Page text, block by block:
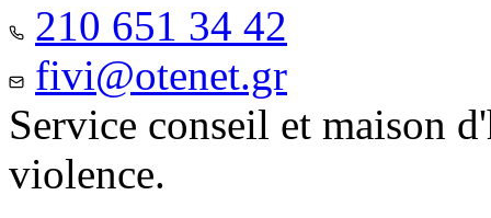
210 651 34 42
fivi@otenet.gr
Service conseil et maison
violence.